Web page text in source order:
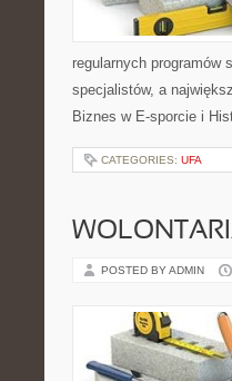
regularnych programów
specjalistów, a
Biznes w E-sporcie i
CATEGORIES: UFA
POSTED BY ADMIN